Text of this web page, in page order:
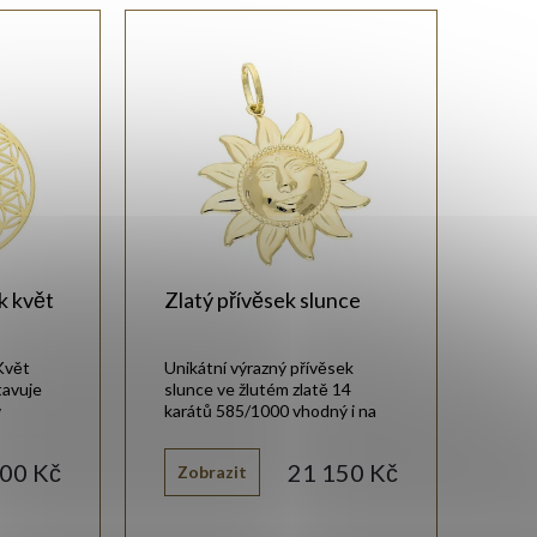
květ
Kč
Zlatý přívěsek slunce
21 150 Kč
Zobrazit
Unikátní výrazný přívěsek
slunce ve žlutém zlatě 14
karátů 585/1000 vhodný i na